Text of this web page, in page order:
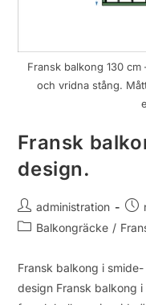
Fransk balkong 130
och vridna stång.
Fransk
design.
administration
Balkongräcke /
Fransk balkong i
design Fransk balkong